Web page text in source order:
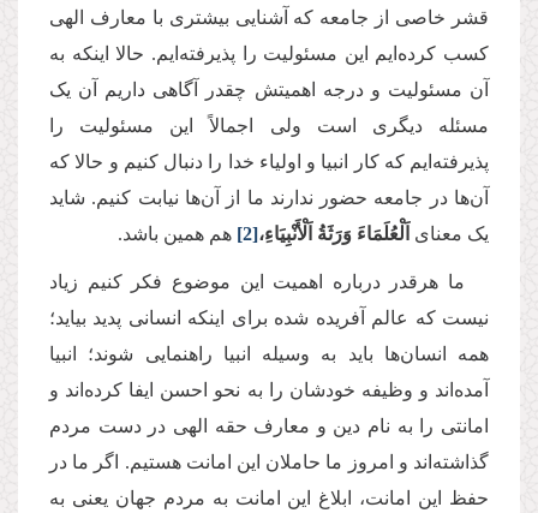
قشر خاصی از جامعه که آشنایی بیشتری با معارف الهی
کسب کرده‌ایم این مسئولیت را پذیرفته‌ایم. حالا اینکه به
آن مسئولیت و درجه اهمیتش چقدر آگاهی داریم آن یک
مسئله‌ دیگری است ولی اجمالاً این مسئولیت را
پذیرفته‌ایم که کار انبیا و اولیاء خدا را دنبال کنیم و حالا که
آن‌ها در جامعه حضور ندارند ما از آن‌ها نیابت کنیم. شاید
یک معنای اَلْعُلَمَاءَ وَرَثَةُ اَلْأَنْبِيَاءِ،[2] هم همین باشد.
ما هرقدر درباره‌ اهمیت این موضوع فکر کنیم زیاد
نیست که عالم آفریده شده برای اینکه انسانی پدید بیاید؛
همه‌ انسان‌ها باید به وسیله‌ انبیا راهنمایی شوند؛ انبیا
آمده‌اند و وظیفه‌ خودشان را به نحو احسن ایفا کرده‌اند و
امانتی را به نام دین و معارف حقه‌ الهی در دست مردم
گذاشته‌اند و امروز ما حاملان این امانت هستیم. اگر ما در
حفظ این امانت، ابلاغ این امانت به مردم جهان یعنی به